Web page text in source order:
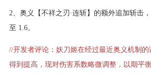
2、奥义【不祥之刃·连斩】的额外追加斩击
至 1.6。
//开发者评论：妖刀姬在经过最近奥义机制
得到提高，现对伤害系数略微调整，以期平衡